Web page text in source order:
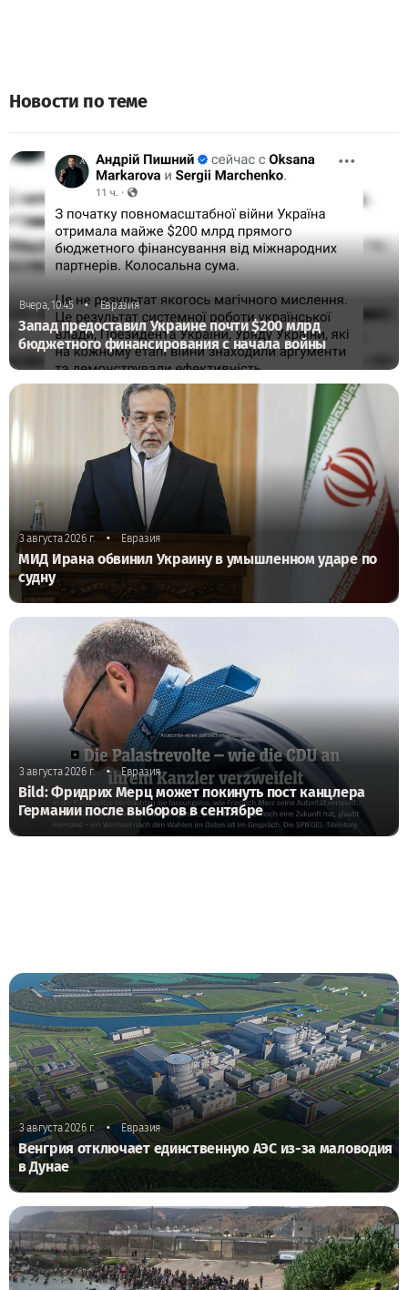
Новости по теме
Вчера, 10:45 • Евразия
Запад предоставил Украине почти $200 млрд
бюджетного финансирования с начала войны
3 августа 2026 г. • Евразия
МИД Ирана обвинил Украину в умышленном ударе по
судну
3 августа 2026 г. • Евразия
Bild: Фридрих Мерц может покинуть пост канцлера
Германии после выборов в сентябре
3 августа 2026 г. • Евразия
Венгрия отключает единственную АЭС из-за маловодия
в Дунае